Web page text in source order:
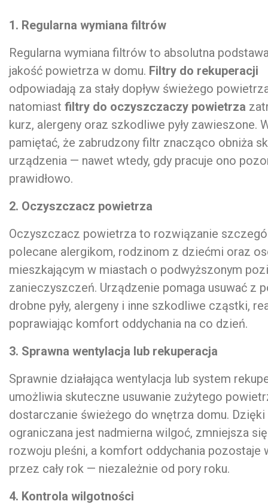
1. Regularna wymiana filtrów
Regularna wymiana filtrów to absolutna
jakość powietrza w domu. Filtry do rekuperacji
odpowiadają za stały dopływ świeżego
natomiast filtry do oczyszczaczy powietrza
kurz, alergeny oraz szkodliwe pyły zawieszone.
pamiętać, że zabrudzony filtr znacząco obniża
urządzenia — nawet wtedy, gdy pracuje ono
prawidłowo.
2. Oczyszczacz powietrza
Oczyszczacz powietrza to rozwiązanie
polecane alergikom, rodzinom z dziećmi oraz
mieszkającym w miastach o podwyższonym
zanieczyszczeń. Urządzenie pomaga usuwać z
drobne pyły, alergeny i inne szkodliwe cząstki,
poprawiając komfort oddychania na co dzień.
3. Sprawna wentylacja lub rekuperacja
Sprawnie działająca wentylacja lub system
umożliwia skuteczne usuwanie zużytego
dostarczanie świeżego do wnętrza domu.
ograniczana jest nadmierna wilgoć, zmniejsza
rozwoju pleśni, a komfort oddychania pozostaje
przez cały rok — niezależnie od pory roku.
4. Kontrola wilgotności